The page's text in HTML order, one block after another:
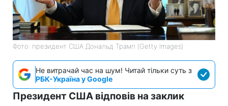
Фото: президент США Дональд Трамп (Getty Images)
Не витрачай час на шум! Читай тільки суть з
РБК-Україна у Google
Президент США відповів на заклик